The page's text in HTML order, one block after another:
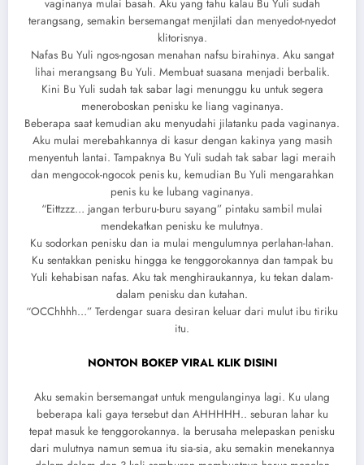
vaginanya mulai basah. Aku yang tahu kalau Bu Yuli sudah
terangsang, semakin bersemangat menjilati dan menyedot-nyedot
klitorisnya.
Nafas Bu Yuli ngos-ngosan menahan nafsu birahinya. Aku sangat
lihai merangsang Bu Yuli. Membuat suasana menjadi berbalik.
Kini Bu Yuli sudah tak sabar lagi menunggu ku untuk segera
meneroboskan penisku ke liang vaginanya.
Beberapa saat kemudian aku menyudahi jilatanku pada vaginanya.
Aku mulai merebahkannya di kasur dengan kakinya yang masih
menyentuh lantai. Tampaknya Bu Yuli sudah tak sabar lagi meraih
dan mengocok-ngocok penis ku, kemudian Bu Yuli mengarahkan
penis ku ke lubang vaginanya.
“Eittzzz… jangan terburu-buru sayang” pintaku sambil mulai
mendekatkan penisku ke mulutnya.
Ku sodorkan penisku dan ia mulai mengulumnya perlahan-lahan.
Ku sentakkan penisku hingga ke tenggorokannya dan tampak bu
Yuli kehabisan nafas. Aku tak menghiraukannya, ku tekan dalam-
dalam penisku dan kutahan.
“OCChhhh…” Terdengar suara desiran keluar dari mulut ibu tiriku
itu.
NONTON BOKEP VIRAL KLIK DISINI
Aku semakin bersemangat untuk mengulanginya lagi. Ku ulang
beberapa kali gaya tersebut dan AHHHHH.. seburan lahar ku
tepat masuk ke tenggorokannya. Ia berusaha melepaskan penisku
dari mulutnya namun semua itu sia-sia, aku semakin menekannya